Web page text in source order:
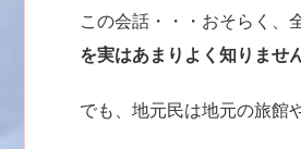
この会話・・・おそらく、
を実はあまりよく知りませ
でも、地元民は地元の旅館